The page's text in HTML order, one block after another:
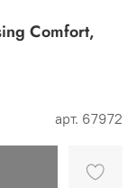
арт. 67972
Comfort,